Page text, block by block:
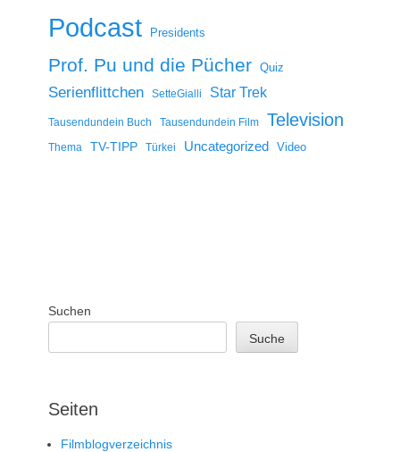
Podcast Presidents
Prof. Pu und die Pücher Quiz
Serienflittchen SetteGialli Star Trek
Tausendundein Buch Tausendundein Film Television
Thema TV-TIPP Türkei Uncategorized Video
Suchen
Suche
Seiten
Filmblogverzeichnis